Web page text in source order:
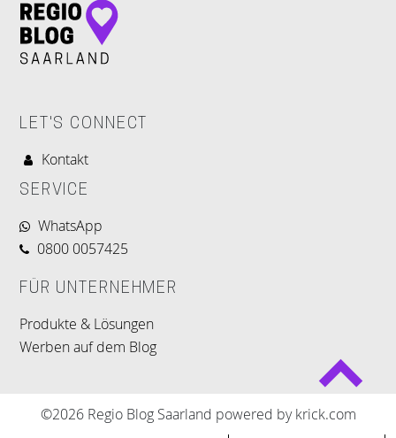
LET'S CONNECT
Kontakt
SERVICE
WhatsApp
0800 0057425
FÜR UNTERNEHMER
Produkte & Lösungen
Werben auf dem Blog
©2026 Regio Blog Saarland powered by krick.com